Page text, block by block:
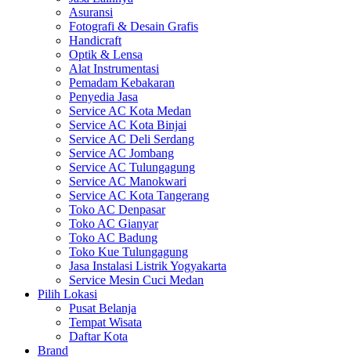
Asuransi
Fotografi & Desain Grafis
Handicraft
Optik & Lensa
Alat Instrumentasi
Pemadam Kebakaran
Penyedia Jasa
Service AC Kota Medan
Service AC Kota Binjai
Service AC Deli Serdang
Service AC Jombang
Service AC Tulungagung
Service AC Manokwari
Service AC Kota Tangerang
Toko AC Denpasar
Toko AC Gianyar
Toko AC Badung
Toko Kue Tulungagung
Jasa Instalasi Listrik Yogyakarta
Service Mesin Cuci Medan
Pilih Lokasi
Pusat Belanja
Tempat Wisata
Daftar Kota
Brand